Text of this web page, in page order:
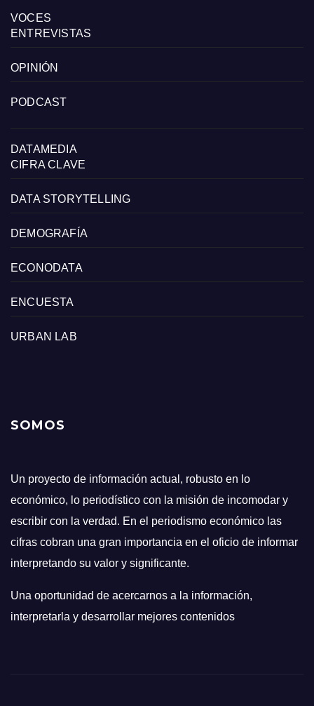
VOCES
ENTREVISTAS
OPINIÓN
PODCAST
DATAMEDIA
CIFRA CLAVE
DATA STORYTELLING
DEMOGRAFÍA
ECONODATA
ENCUESTA
URBAN LAB
SOMOS
Un proyecto de información actual, robusto en lo
económico, lo periodístico con la misión de incomodar y
escribir con la verdad. En el periodismo económico las
cifras cobran una gran importancia en el oficio de informar
interpretando su valor y significante.
Una oportunidad de acercarnos a la información,
interpretarla y desarrollar mejores contenidos